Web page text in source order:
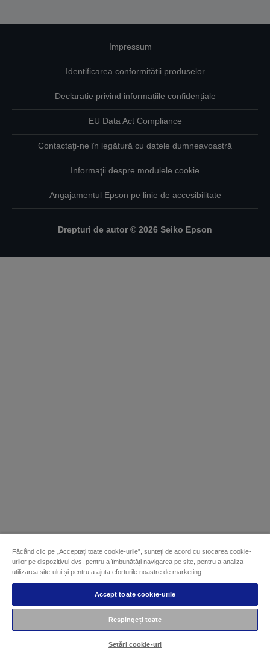
Impressum
Identificarea conformității produselor
Declarație privind informațiile confidențiale
EU Data Act Compliance
Contactaţi-ne în legătură cu datele dumneavoastră
Informaţii despre modulele cookie
Angajamentul Epson pe linie de accesibilitate
Drepturi de autor © 2026 Seiko Epson
Făcând clic pe „Acceptați toate cookie-urile”, sunteți de acord cu stocarea cookie-
urilor pe dispozitivul dvs. pentru a îmbunătăți navigarea pe site, pentru a analiza
utilizarea site-ului și pentru a ajuta eforturile noastre de marketing.
Accept toate cookie-urile
Respingeți toate
Setări cookie-uri